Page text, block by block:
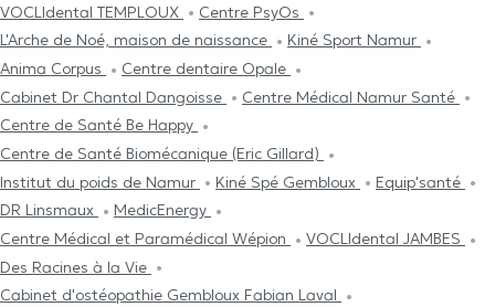
VOCLIdental TEMPLOUX
Centre PsyOs
L'Arche de Noé, maison de naissance
Kiné Sport Namur
Anima Corpus
Centre dentaire Opale
Cabinet Dr Chantal Dangoisse
Centre Médical Namur Santé
Centre de Santé Be Happy
Centre de Santé Biomécanique (Eric Gillard)
Institut du poids de Namur
Kiné Spé Gembloux
Equip'santé
DR Linsmaux
MedicEnergy
Centre Médical et Paramédical Wépion
VOCLIdental JAMBES
Des Racines à la Vie
Cabinet d'ostéopathie Gembloux Fabian Laval